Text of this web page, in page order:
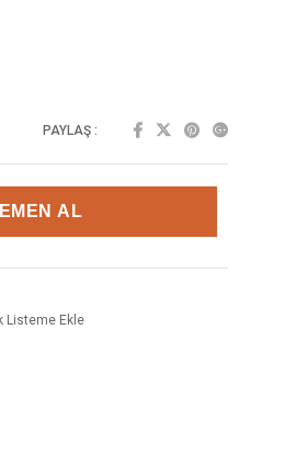
PAYLAŞ :
Listeme Ekle